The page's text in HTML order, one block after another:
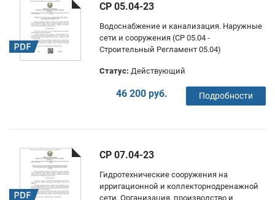
СР 05.04-23
Водоснабжение и канализация. Наружные
сети и сооружения (СР 05.04 -
Строительный Регламент 05.04)
Статус: Действующий
46 200 руб. Подробности
СР 07.04-23
Гидротехнические сооружения на
ирригационной и коллекторно­дренажной
сети. Организация, производство и